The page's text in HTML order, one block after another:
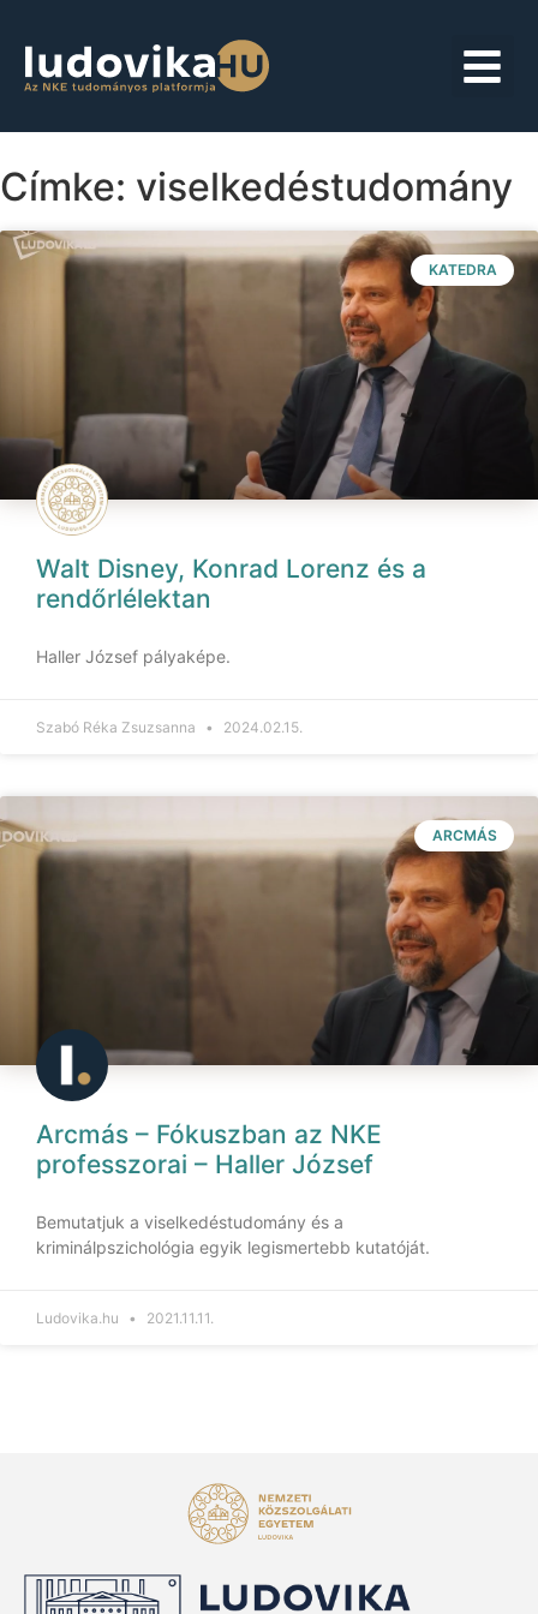
Címke: viselkedéstudomány
KATEDRA
Walt Disney, Konrad Lorenz és a
rendőrlélektan
Haller József pályaképe.
Szabó Réka Zsuzsanna 2024.02.15.
ARCMÁS
Arcmás – Fókuszban az NKE
professzorai – Haller József
Bemutatjuk a viselkedéstudomány és a
kriminálpszichológia egyik legismertebb kutatóját.
Ludovika.hu 2021.11.11.